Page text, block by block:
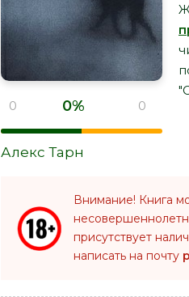
0 0% 0
Алекс Тарн
Внимание! Книга
присутствует
написать на почту